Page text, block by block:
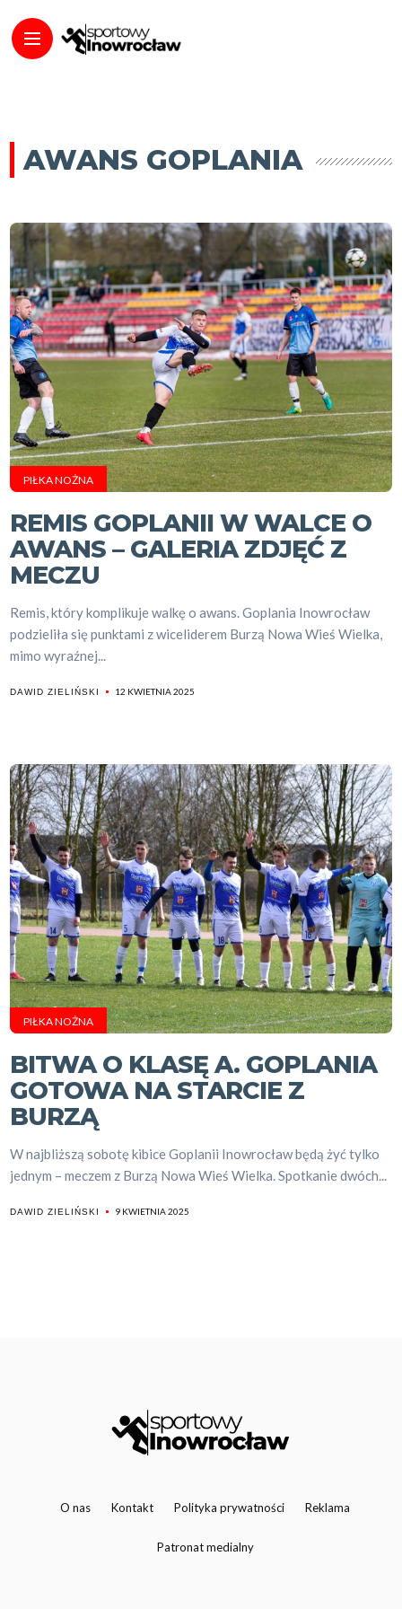
AWANS GOPLANIA
PIŁKA NOŻNA
REMIS GOPLANII W WALCE O
AWANS – GALERIA ZDJĘĆ Z
MECZU
Remis, który komplikuje walkę o awans. Goplania Inowrocław
podzieliła się punktami z wiceliderem Burzą Nowa Wieś Wielka,
mimo wyraźnej...
DAWID ZIELIŃSKI 12 KWIETNIA 2025
PIŁKA NOŻNA
BITWA O KLASĘ A. GOPLANIA
GOTOWA NA STARCIE Z
BURZĄ
W najbliższą sobotę kibice Goplanii Inowrocław będą żyć tylko
jednym – meczem z Burzą Nowa Wieś Wielka. Spotkanie dwóch...
DAWID ZIELIŃSKI 9 KWIETNIA 2025
O nas Kontakt Polityka prywatności Reklama
Patronat medialny